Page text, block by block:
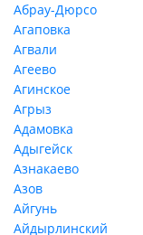
Абрау-Дюрсо
Агаповка
Агвали
Агеево
Агинское
Агрыз
Адамовка
Адыгейск
Азнакаево
Азов
Айгунь
Айдырлинский